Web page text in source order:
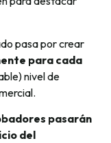
pasa por crear
para cada
nivel de
pasarán
del